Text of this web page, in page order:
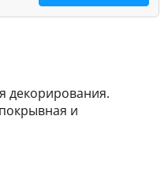
декорирования.
и